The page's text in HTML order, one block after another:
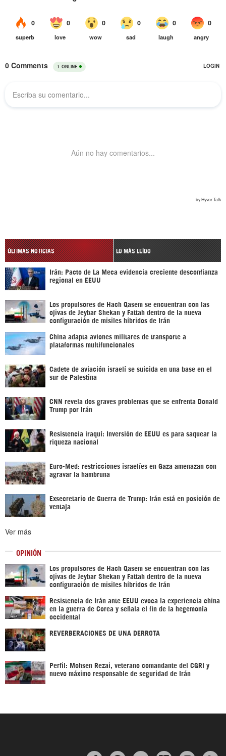
ÚLTIMAS NOTICIAS LO MÁS LEÍDO
Irán: Pacto de La Meca evidencia creciente desconfianza
regional en EEUU
Los propulsores de Hach Qasem se encuentran con las
ojivas de Jeybar Shekan y Fattah dentro de la nueva
configuración de misiles híbridos de Irán
China adapta aviones militares de transporte a
plataformas multifuncionales
Cadete de aviación israelí se suicida en una base en el
sur de Palestina
CNN revela dos graves problemas que se enfrenta Donald
Trump por Irán
Resistencia iraquí: Inversión de EEUU es para saquear la
riqueza nacional
Euro-Med: restricciones israelíes en Gaza amenazan con
agravar la hambruna
Exsecretario de Guerra de Trump: Irán está en posición de
ventaja
Ver más
OPINIÓN
Los propulsores de Hach Qasem se encuentran con las
ojivas de Jeybar Shekan y Fattah dentro de la nueva
configuración de misiles híbridos de Irán
Resistencia de Irán ante EEUU evoca la experiencia china
en la guerra de Corea y señala el fin de la hegemonía
occidental
REVERBERACIONES DE UNA DERROTA
Perfil: Mohsen Rezai, veterano comandante del CGRI y
nuevo máximo responsable de seguridad de Irán